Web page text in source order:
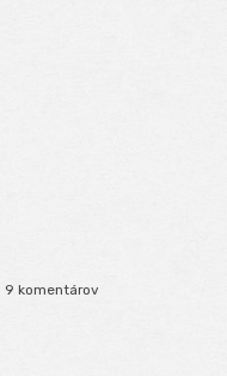
9 komentárov